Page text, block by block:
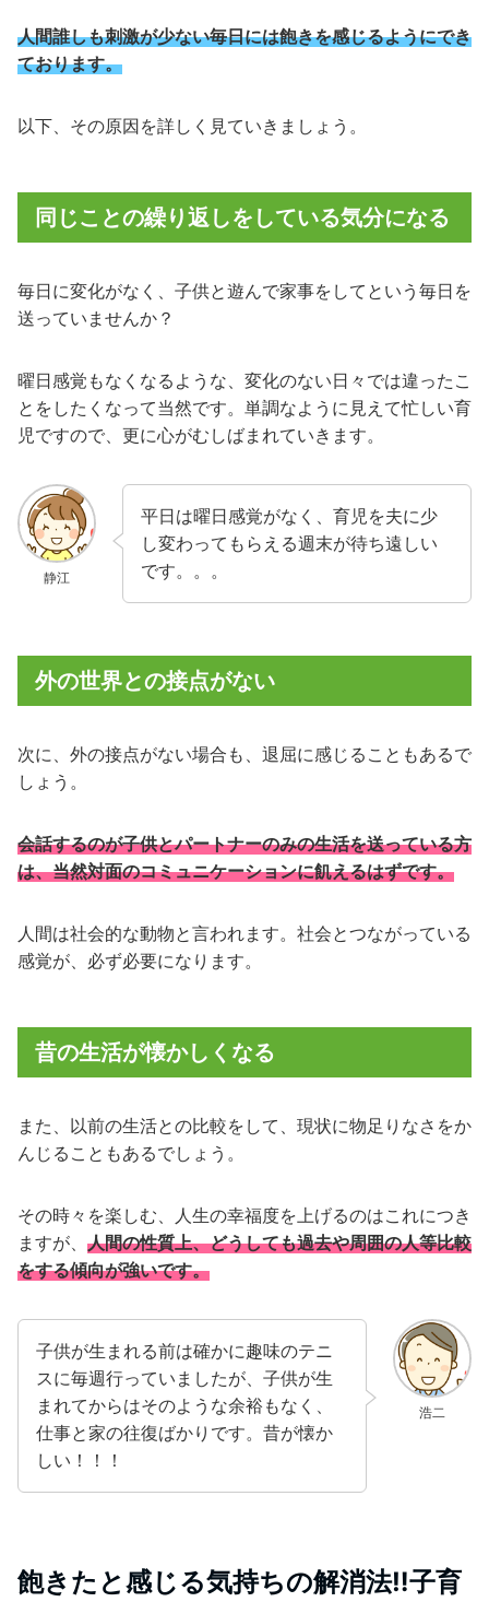
人間誰しも刺激が少ない毎日には飽きを感じるようにでき
ております。
以下、その原因を詳しく見ていきましょう。
同じことの繰り返しをしている気分になる
毎日に変化がなく、子供と遊んで家事をしてという毎日を
送っていませんか？
曜日感覚もなくなるような、変化のない日々では違ったこ
とをしたくなって当然です。単調なように見えて忙しい育
児ですので、更に心がむしばまれていきます。
静江
平日は曜日感覚がなく、育児を夫に少
し変わってもらえる週末が待ち遠しい
です。。。
外の世界との接点がない
次に、外の接点がない場合も、退屈に感じることもあるで
しょう。
会話するのが子供とパートナーのみの生活を送っている方
は、当然対面のコミュニケーションに飢えるはずです。
人間は社会的な動物と言われます。社会とつながっている
感覚が、必ず必要になります。
昔の生活が懐かしくなる
また、以前の生活との比較をして、現状に物足りなさをか
んじることもあるでしょう。
その時々を楽しむ、人生の幸福度を上げるのはこれにつき
ますが、 人間の性質上、どうしても過去や周囲の人等比較
をする傾向が強いです。
浩二
子供が生まれる前は確かに趣味のテニ
スに毎週行っていましたが、子供が生
まれてからはそのような余裕もなく、
仕事と家の往復ばかりです。昔が懐か
しい！！！
飽きたと感じる気持ちの解消法‼︎子育